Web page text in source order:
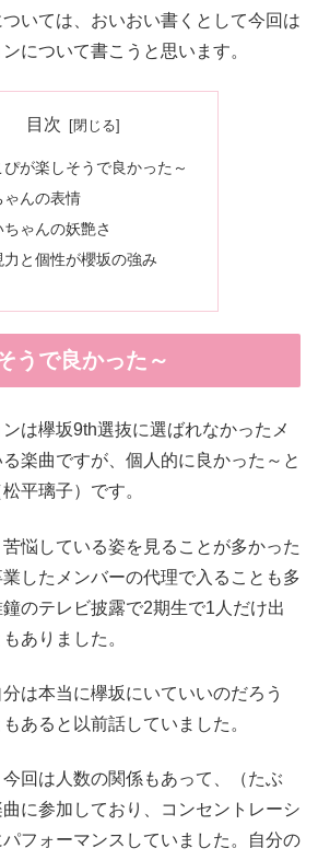
いては、おいおい書くとして今回は
について書こうと思います。
目次
ぴが楽しそうで良かった～
ゃんの表情
ちゃんの妖艶さ
力と個性が櫻坂の強み
うで良かった～
は欅坂9th選抜に選ばれなかったメ
楽曲ですが、個人的に良かった～と
平璃子）です。
悩している姿を見ることが多かった
したメンバーの代理で入ることも多
のテレビ披露で2期生で1人だけ出
ありました。
は本当に欅坂にいていいのだろう
あると以前話していました。
回は人数の関係もあって、（たぶ
に参加しており、コンセントレーシ
フォーマンスしていました。自分の